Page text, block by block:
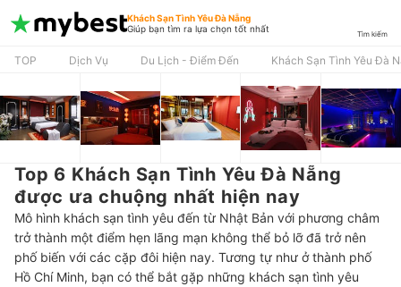
Khách Sạn Tình Yêu Đà Nẵng
Giúp bạn tìm ra lựa chọn tốt nhất
Tìm kiếm
TOP Dịch Vụ Du Lịch - Điểm Đến Khách Sạn Tình Yêu Đà
Top 6 Khách Sạn Tình Yêu Đà Nẵng
được ưa chuộng nhất hiện nay
Mô hình khách sạn tình yêu đến từ Nhật Bản với phương châm
trở thành một điểm hẹn lãng mạn không thể bỏ lỡ đã trở nên
phố biến với các cặp đôi hiện nay. Tương tự như ở thành phố
Hồ Chí Minh, bạn có thể bắt gặp những khách sạn tình yêu